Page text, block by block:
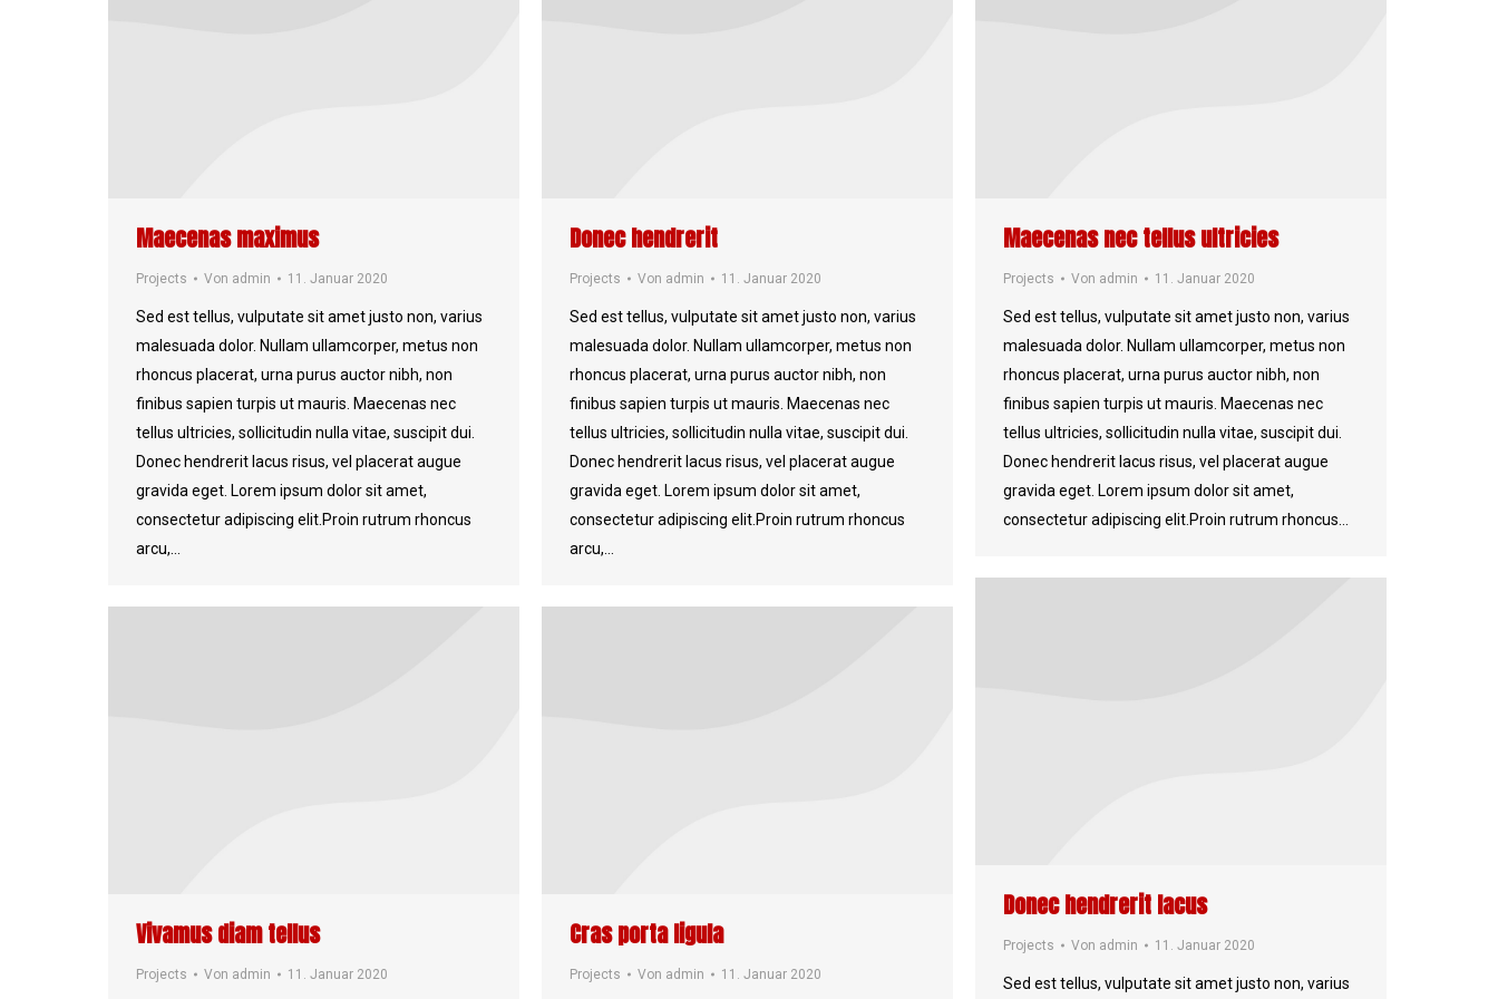
Maecenas maximus
Projects Von admin 11. Januar 2020
Sed est tellus, vulputate sit amet justo non, varius
malesuada dolor. Nullam ullamcorper, metus non
rhoncus placerat, urna purus auctor nibh, non
finibus sapien turpis ut mauris. Maecenas nec
tellus ultricies, sollicitudin nulla vitae, suscipit dui.
Donec hendrerit lacus risus, vel placerat augue
gravida eget. Lorem ipsum dolor sit amet,
consectetur adipiscing elit.Proin rutrum rhoncus
arcu,…
Donec hendrerit
Projects Von admin 11. Januar 2020
Sed est tellus, vulputate sit amet justo non, varius
malesuada dolor. Nullam ullamcorper, metus non
rhoncus placerat, urna purus auctor nibh, non
finibus sapien turpis ut mauris. Maecenas nec
tellus ultricies, sollicitudin nulla vitae, suscipit dui.
Donec hendrerit lacus risus, vel placerat augue
gravida eget. Lorem ipsum dolor sit amet,
consectetur adipiscing elit.Proin rutrum rhoncus
arcu,…
Maecenas nec tellus ultricies
Projects Von admin 11. Januar 2020
Sed est tellus, vulputate sit amet justo non, varius
malesuada dolor. Nullam ullamcorper, metus non
rhoncus placerat, urna purus auctor nibh, non
finibus sapien turpis ut mauris. Maecenas nec
tellus ultricies, sollicitudin nulla vitae, suscipit dui.
Donec hendrerit lacus risus, vel placerat augue
gravida eget. Lorem ipsum dolor sit amet,
consectetur adipiscing elit.Proin rutrum rhoncus…
Donec hendrerit lacus
Projects Von admin 11. Januar 2020
Sed est tellus, vulputate sit amet justo non, varius
Vivamus diam tellus
Projects Von admin 11. Januar 2020
Cras porta ligula
Projects Von admin 11. Januar 2020